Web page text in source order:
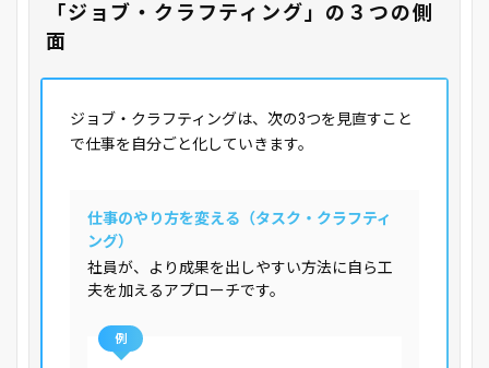
「ジョブ・クラフティング」の３つの側
面
ジョブ・クラフティングは、次の3つを見直すこと
で仕事を自分ごと化していきます。
仕事のやり方を変える（タスク・クラフティ
ング）
社員が、より成果を出しやすい方法に自ら工
夫を加えるアプローチです。
例